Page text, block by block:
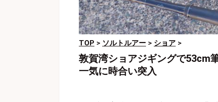
TOP > ソルトルアー > ショア >
敦賀湾ショアジギングで53cm
一気に時合い突入